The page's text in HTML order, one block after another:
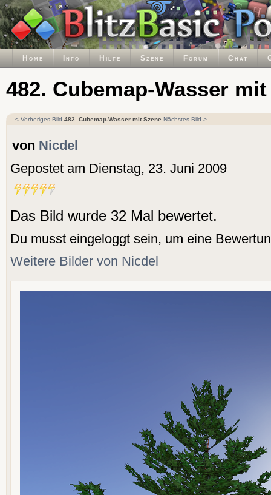
Home Info Hilfe Szene Forum Chat
482. Cubemap-Wasser
< Vorheriges Bild 482. Cubemap-Wasser mit Szene Nächstes Bild >
von Nicdel
Gepostet am Dienstag, 23. Juni 2009
Das Bild wurde 32 Mal bewertet.
Du musst eingeloggt sein, um eine
Weitere Bilder von Nicdel